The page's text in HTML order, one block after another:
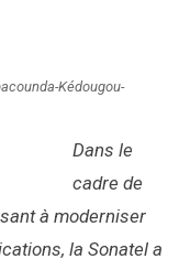
Kédougou-
Dans le
cadre de
à moderniser
la Sonatel a